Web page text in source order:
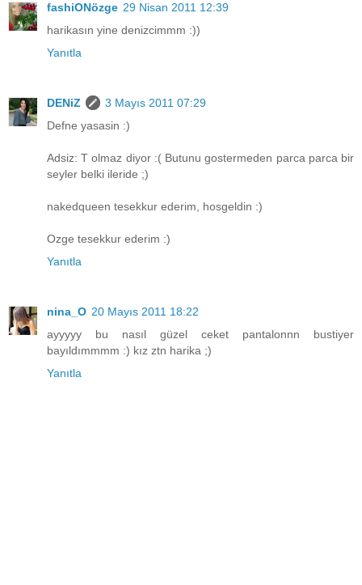
fashiONözge 29 Nisan 2011 12:39
harikasın yine denizcimmm :))
Yanıtla
DENiZ
3 Mayıs 2011 07:29
Defne yasasin :)
Adsiz: T olmaz diyor :( Butunu gostermeden parca parca bir
seyler belki ileride ;)
nakedqueen tesekkur ederim, hosgeldin :)
Ozge tesekkur ederim :)
Yanıtla
nina_O 20 Mayıs 2011 18:22
ayyyyy bu nasıl güzel ceket pantalonnn bustiyer
bayıldımmmm :) kız ztn harika ;)
Yanıtla